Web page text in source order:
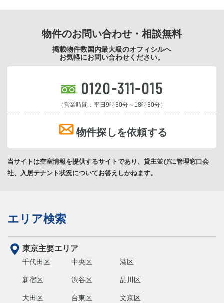
物件のお問い合わせ・相談無料
掲載物件数国内最大級のオフィシルへ
お気軽にお問い合わせください。
0120-311-015
（営業時間：平日9時30分～18時30分）
物件探しを依頼する
当サイトは空室情報を提供するサイトであり、貸主並びに管理窓口会
社、入居テナント状況についてお答えしかねます。
エリア検索
東京主要エリア
千代田区 中央区 港区
新宿区 渋谷区 品川区
大田区 台東区 文京区